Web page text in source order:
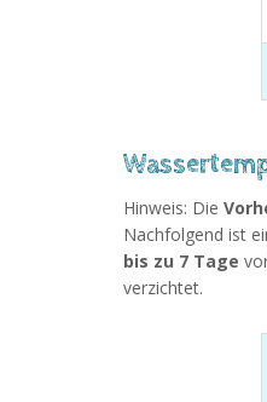
Hinweis: Die
Nachfolgend ist
bis zu 7 Tage
verzichtet.